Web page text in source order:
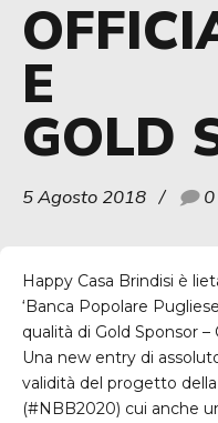
E
GOLD
5 Agosto 2018 0
Happy Casa Brindisi è
‘Banca Popolare
qualità di Gold Sponsor –
Una new entry di
validità del progetto
(#NBB2020) cui anche